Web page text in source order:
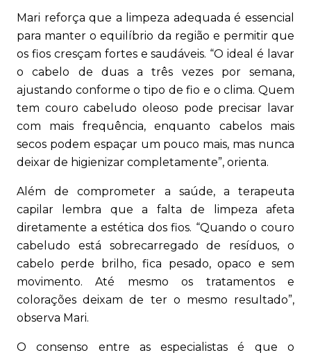
Mari reforça que a limpeza adequada é essencial
para manter o equilíbrio da região e permitir que
os fios cresçam fortes e saudáveis. “O ideal é lavar
o cabelo de duas a três vezes por semana,
ajustando conforme o tipo de fio e o clima. Quem
tem couro cabeludo oleoso pode precisar lavar
com mais frequência, enquanto cabelos mais
secos podem espaçar um pouco mais, mas nunca
deixar de higienizar completamente”, orienta.
Além de comprometer a saúde, a terapeuta
capilar lembra que a falta de limpeza afeta
diretamente a estética dos fios. “Quando o couro
cabeludo está sobrecarregado de resíduos, o
cabelo perde brilho, fica pesado, opaco e sem
movimento. Até mesmo os tratamentos e
colorações deixam de ter o mesmo resultado”,
observa Mari.
O consenso entre as especialistas é que o